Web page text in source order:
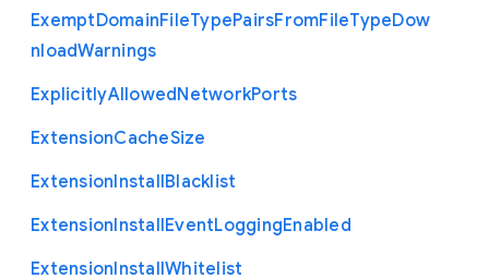
ExemptDomainFileTypePairsFromFileTypeDow
nloadWarnings
ExplicitlyAllowedNetworkPorts
ExtensionCacheSize
ExtensionInstallBlacklist
ExtensionInstallEventLoggingEnabled
ExtensionInstallWhitelist